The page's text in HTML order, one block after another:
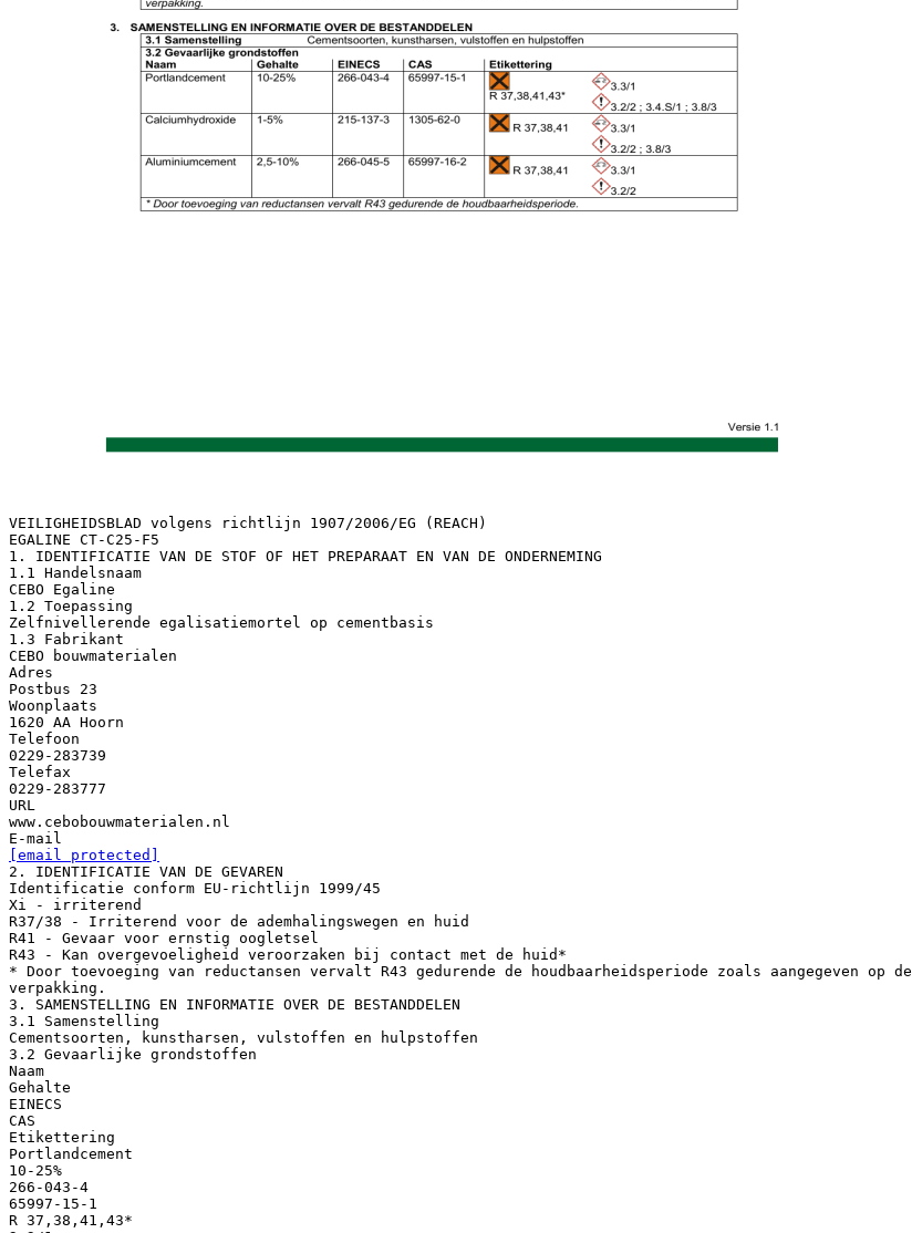
VEILIGHEIDSBLAD volgens richtlijn 1907/2006/EG (REACH)
EGALINE CT-C25-F5
1. IDENTIFICATIE VAN DE STOF OF HET PREPARAAT EN VAN DE ONDERNEMING
1.1 Handelsnaam
CEBO Egaline
1.2 Toepassing
Zelfnivellerende egalisatiemortel op cementbasis
1.3 Fabrikant
CEBO bouwmaterialen
Adres
Postbus 23
Woonplaats
1620 AA Hoorn
Telefoon
0229-283739
Telefax
0229-283777
URL
www.cebobouwmaterialen.nl
[email protected]
2. IDENTIFICATIE VAN DE GEVAREN
Identificatie conform EU-richtlijn 1999/45
Xi - irriterend
R37/38 - Irriterend voor de ademhalingswegen en huid
R41 - Gevaar voor ernstig oogletsel
R43 - Kan overgevoeligheid veroorzaken bij contact met de huid*
* Door toevoeging van reductansen vervalt R43 gedurende de houdbaarheidsperiode zoals aangegeven op de
verpakking.
3. SAMENSTELLING EN INFORMATIE OVER DE BESTANDDELEN
3.1 Samenstelling
Cementsoorten, kunstharsen, vulstoffen en hulpstoffen
3.2 Gevaarlijke grondstoffen
Naam
Gehalte
EINECS
CAS
Etikettering
Portlandcement
10-25%
266-043-4
65997-15-1
R 37,38,41,43*